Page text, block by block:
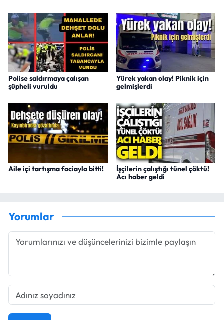
Polise saldırmaya çalışan
şüpheli vuruldu
Yürek yakan olay! Piknik için
gelmişlerdi
Aile içi tartışma faciayla bitti!
İşçilerin çalıştığı tünel çöktü!
Acı haber geldi
Yorumlar